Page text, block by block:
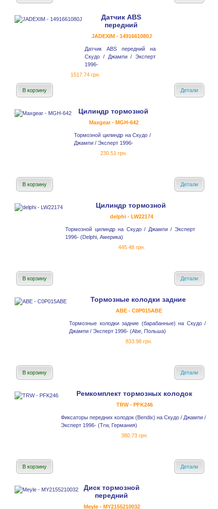
Датчик ABS
передний
JADEXIM - 1491661080J
Датчик ABS передний на
Скудо / Джампи / Эксперт
1996-
1517.74 грн.
В корзину Детали
Цилиндр тормозной
Maxgear - MGH-642
Тормозной цилиндр на Скудо /
Джампи / Эксперт 1996-
230.51 грн.
В корзину Детали
Цилиндр тормозной
delphi - LW22174
Тормозной цилиндр на Скудо / Джампи / Эксперт
1996- (Delphi, Америка)
445.48 грн.
В корзину Детали
Тормозные колодки задние
ABE - C0P015ABE
Тормозные колодки задние (барабанные) на Скудо /
Джампи / Эксперт 1996- (Abe, Польша)
833.98 грн.
В корзину Детали
Ремкомплект тормозных колодок
TRW - PFK246
Фиксаторы передних колодок (Bendix) на Скудо / Джампи /
Эксперт 1996- (Trw, Германия)
380.73 грн.
В корзину Детали
Диск тормозной
передний
Meyle - MY2155210032